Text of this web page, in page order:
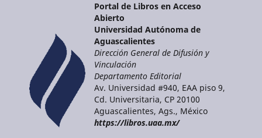
Portal de Libros en Acceso
Abierto
Universidad Autónoma de
Aguascalientes
Dirección General de Difusión y
Vinculación
Departamento Editorial
Av. Universidad #940, EAA piso 9,
Cd. Universitaria, CP 20100
Aguascalientes, Ags., México
https://libros.uaa.mx/